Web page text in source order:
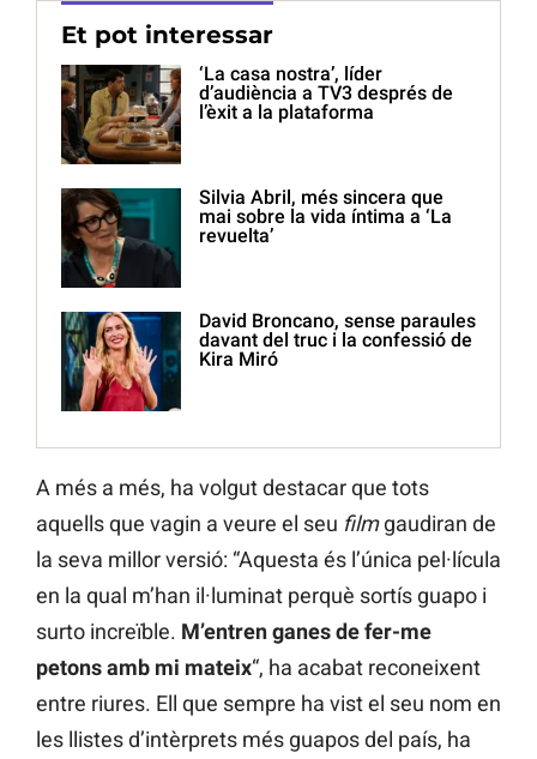
Et pot interessar
‘La casa nostra’, líder
d’audiència a TV3 després de
l’èxit a la plataforma
Silvia Abril, més sincera que
mai sobre la vida íntima a ‘La
revuelta’
David Broncano, sense paraules
davant del truc i la confessió de
Kira Miró
A més a més, ha volgut destacar que tots
aquells que vagin a veure el seu filmgaudiran de
la seva millor versió: “Aquesta és l’única pel·lícula
en la qual m’han il·luminat perquè sortís guapo i
surto increïble. M’entren ganes de fer-me
petons amb mi mateix“, ha acabat reconeixent
entre riures. Ell que sempre ha vist el seu nom en
les llistes d’intèrprets més guapos del país, ha